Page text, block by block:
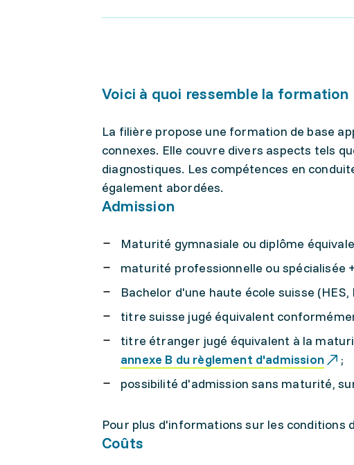
Voici à quoi ressemble la formation
La filière propose une formation de base
connexes. Elle couvre divers aspects tels
diagnostiques. Les compétences en
également abordées.
Admission
Maturité gymnasiale ou diplôme
maturité professionnelle ou spécialisée +
Bachelor d'une haute école suisse (HES,
titre suisse jugé équivalent
titre étranger jugé équivalent à la
annexe B du règlement d'admission
;
possibilité d'admission sans maturité,
Pour plus d'informations sur les conditions
Coûts